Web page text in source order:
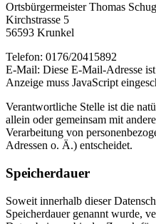
Ortsbürgermeister Thomas Schug
Kirchstrasse 5
56593 Krunkel
Telefon: 0176/20415892
E-Mail: Diese E-Mail-Adresse
Anzeige muss JavaScript
Verantwortliche Stelle ist die
allein oder gemeinsam mit
Verarbeitung von
Adressen o. Ä.) entscheidet.
Speicherdauer
Soweit innerhalb dieser
Speicherdauer genannt wurde,